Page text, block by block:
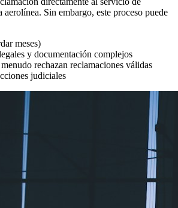
aerolínea. Sin embargo, este proceso puede
meses)
y documentación complejos
rechazan reclamaciones válidas
judiciales